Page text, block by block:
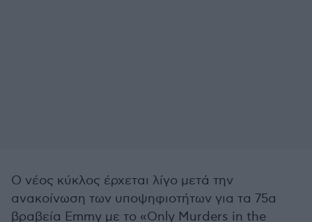
O νέος κύκλος έρχεται λίγο μετά την
ανακοίνωση των υποψηφιοτήτων για τα 75α
βραβεία Emmy με το «Only Murders in the